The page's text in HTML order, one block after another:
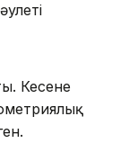
Кесене